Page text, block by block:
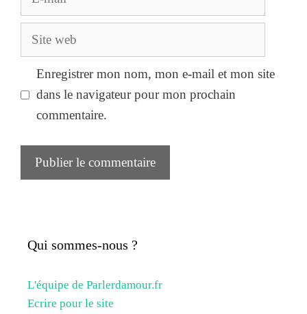
Site
Enregistrer mon nom, mon e-mail et mon site
dans le navigateur pour mon prochain
commentaire.
Qui sommes-nous ?
L'équipe de Parlerdamour.fr
Ecrire pour le site